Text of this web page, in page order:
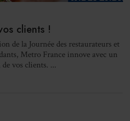
clients !
de la Journée des restaurateurs et
Metro France innove avec un
vos clients. ...